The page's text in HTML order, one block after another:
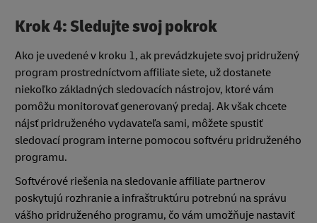
Krok 4: Sledujte svoj pokrok
Ako je uvedené v kroku 1, ak prevádzkujete svoj pridružený
program prostredníctvom affiliate siete, už dostanete
niekoľko základných sledovacích nástrojov, ktoré vám
pomôžu monitorovať generovaný predaj. Ak však chcete
nájsť pridruženého vydavateľa sami, môžete spustiť
sledovací program interne pomocou softvéru pridruženého
programu.
Softvérové riešenia na sledovanie affiliate partnerov
poskytujú rozhranie a infraštruktúru potrebnú na správu
vášho pridruženého programu, čo vám umožňuje nastaviť